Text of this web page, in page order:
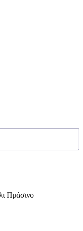
Πράσινο